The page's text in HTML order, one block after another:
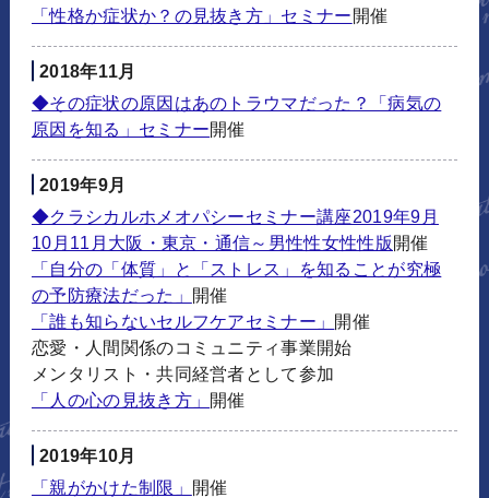
「性格か症状か？の見抜き方」セミナー開催
2018年11月
◆その症状の原因はあのトラウマだった？「病気の
原因を知る」セミナー開催
2019年9月
◆クラシカルホメオパシーセミナー講座2019年9月
10月11月大阪・東京・通信～男性性女性性版開催
「自分の「体質」と「ストレス」を知ることが究極
の予防療法だった」 開催
「誰も知らないセルフケアセミナー」 開催
恋愛・人間関係のコミュニティ事業開始
メンタリスト・共同経営者として参加
「人の心の見抜き方」 開催
2019年10月
「親がかけた制限」 開催